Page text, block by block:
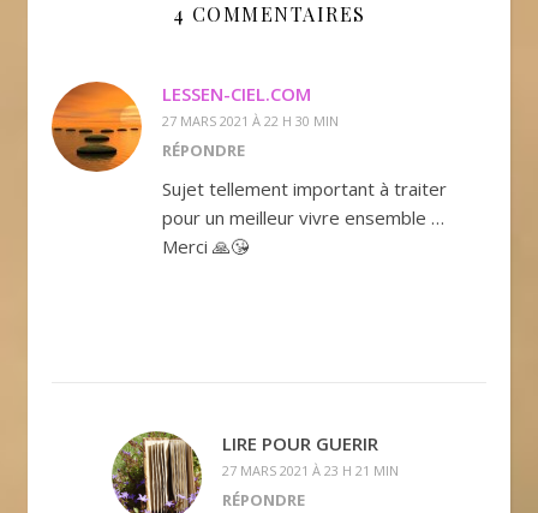
4 COMMENTAIRES
LESSEN-CIEL.COM
27 MARS 2021 À 22 H 30 MIN
RÉPONDRE
Sujet tellement important à traiter
pour un meilleur vivre ensemble …
Merci 🙏😘
LIRE POUR GUERIR
27 MARS 2021 À 23 H 21 MIN
RÉPONDRE